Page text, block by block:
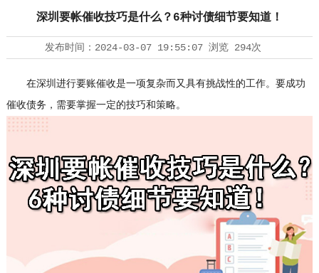
深圳要帐催收技巧是什么？6种讨债细节要知道！
发布时间： 2024-03-07 19:55:07浏览 294次
在深圳进行要账催收是一项复杂而又具有挑战性的工作。要成功
催收债务，需要掌握一定的技巧和策略。